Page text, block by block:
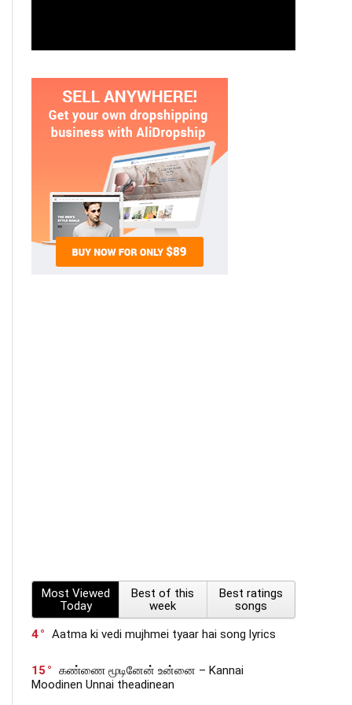
Most Viewed
Today
Best of this
week
Best ratings
songs
4
Aatma ki vedi mujhmei tyaar hai song lyrics
15
கண்ணை மூடினேன் உன்னை – Kannai
Moodinen Unnai theadinean